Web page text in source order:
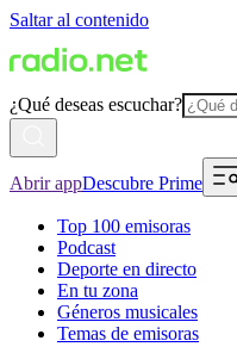
Saltar al contenido
¿Qué deseas escuchar?
Abrir appDescubre Prime
Top 100 emisoras
Podcast
Deporte en directo
En tu zona
Géneros musicales
Temas de emisoras